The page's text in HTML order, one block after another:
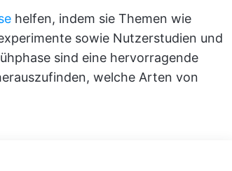
helfen, indem sie Themen wie
sowie Nutzerstudien und
sind eine hervorragende
welche Arten von